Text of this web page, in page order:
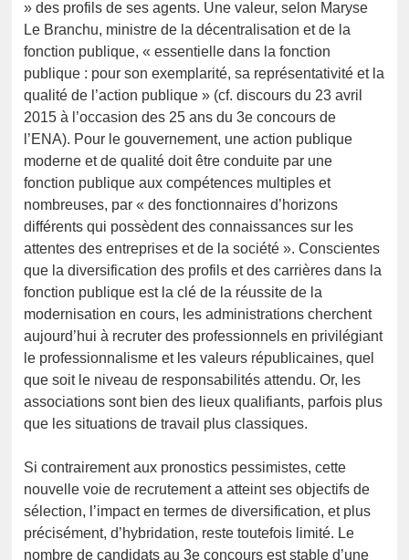
» des profils de ses agents. Une valeur, selon Maryse
Le Branchu, ministre de la décentralisation et de la
fonction publique, « essentielle dans la fonction
publique : pour son exemplarité, sa représentativité et la
qualité de l’action publique » (cf. discours du 23 avril
2015 à l’occasion des 25 ans du 3e concours de
l’ENA). Pour le gouvernement, une action publique
moderne et de qualité doit être conduite par une
fonction publique aux compétences multiples et
nombreuses, par « des fonctionnaires d’horizons
différents qui possèdent des connaissances sur les
attentes des entreprises et de la société ». Conscientes
que la diversification des profils et des carrières dans la
fonction publique est la clé de la réussite de la
modernisation en cours, les administrations cherchent
aujourd’hui à recruter des professionnels en privilégiant
le professionnalisme et les valeurs républicaines, quel
que soit le niveau de responsabilités attendu. Or, les
associations sont bien des lieux qualifiants, parfois plus
que les situations de travail plus classiques.
Si contrairement aux pronostics pessimistes, cette
nouvelle voie de recrutement a atteint ses objectifs de
sélection, l’impact en termes de diversification, et plus
précisément, d’hybridation, reste toutefois limité. Le
nombre de candidats au 3e concours est stable d’une